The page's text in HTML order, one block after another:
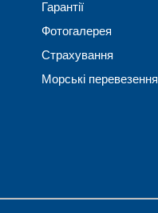
Гарантії
Фотогалерея
Страхування
Морські перевезення